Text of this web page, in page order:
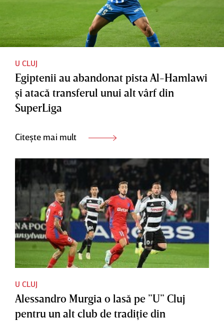
U CLUJ
Egiptenii au abandonat pista Al-Hamlawi
şi atacă transferul unui alt vârf din
SuperLiga
Citește mai mult
U CLUJ
Alessandro Murgia o lasă pe ”U” Cluj
pentru un alt club de tradiţie din